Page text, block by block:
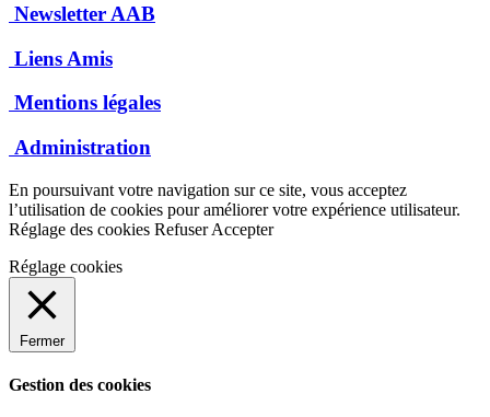
Newsletter AAB
Liens Amis
Mentions légales
Administration
En poursuivant votre navigation sur ce site, vous acceptez
l’utilisation de cookies pour améliorer votre expérience utilisateur.
Réglage des cookies Refuser Accepter
Réglage cookies
Fermer
Gestion des cookies